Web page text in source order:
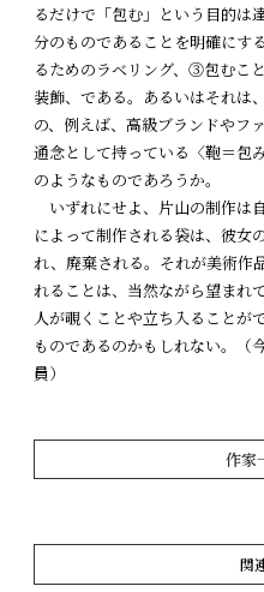
るだけで「包む」という目的
分のものであることを明確にす
るためのラベリング、③包むこ
装飾、である。あるいはそれは
の、例えば、高級ブランドやフ
通念として持っている〈鞄＝包
のようなものであろうか。
いずれにせよ、片山の制作は
によって制作される袋は、彼女
れ、廃棄される。それが美術作
れることは、当然ながら望まれ
人が覗くことや立ち入ることが
ものであるのかもしれない。（
員）
作家
関